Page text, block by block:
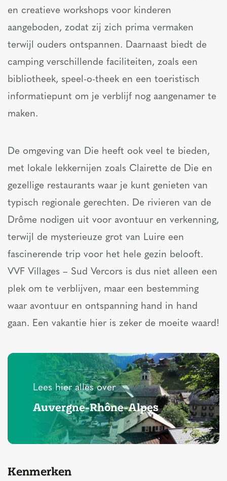
en creatieve workshops voor kinderen
aangeboden, zodat zij zich prima vermaken
terwijl ouders ontspannen. Daarnaast biedt de
camping verschillende faciliteiten, zoals een
bibliotheek, speel-o-theek en een toeristisch
informatiepunt om je verblijf nog aangenamer te
maken.
De omgeving van Die heeft ook veel te bieden,
met lokale lekkernijen zoals Clairette de Die en
gezellige restaurants waar je kunt genieten van
typisch regionale gerechten. De rivieren van de
Drôme nodigen uit voor avontuur en verkenning,
terwijl de mysterieuze grot van Luire een
fascinerende trip voor het hele gezin belooft.
VVF Villages – Sud Vercors is dus niet alleen een
plek om te verblijven, maar een bestemming
waar avontuur en ontspanning hand in hand
gaan. Een vakantie hier is zeker de moeite waard!
Lees hier alles over
Auvergne-Rhône-Alpes
Kenmerken